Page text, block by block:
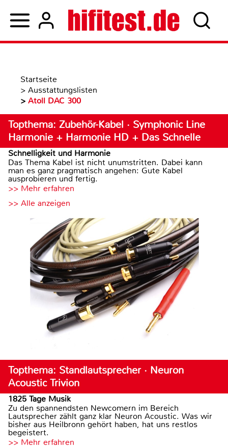
Startseite
> Ausstattungslisten
> Atoll DAC 300
Topthema: Zubehör-Kabel · Symphonic Line
Harmonie + Harmonie HD + Das Schnelle
Schnelligkeit und Harmonie
Das Thema Kabel ist nicht unumstritten. Dabei kann
man es ganz pragmatisch angehen: Gute Kabel
ausprobieren und fertig.
>> Mehr erfahren
>> Alle anzeigen
Topthema: Standlautsprecher · Neuron
Acoustic Trivion
1825 Tage Musik
Zu den spannendsten Newcomern im Bereich
Lautsprecher zählt ganz klar Neuron Acoustic. Was wir
bisher aus Heilbronn gehört haben, hat uns restlos
begeistert.
>> Mehr erfahren